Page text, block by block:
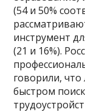
(54 и 50%
инструмент
(21 и 16%).
говорили,
быстром